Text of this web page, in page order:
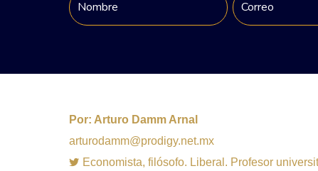
Por: Arturo Damm Arnal
arturodamm@prodigy.net.mx
Economista, filósofo. Liberal. Profesor